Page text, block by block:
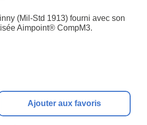
(Mil-Std 1913) fourni avec son
Aimpoint® CompM3.
Ajouter aux favoris